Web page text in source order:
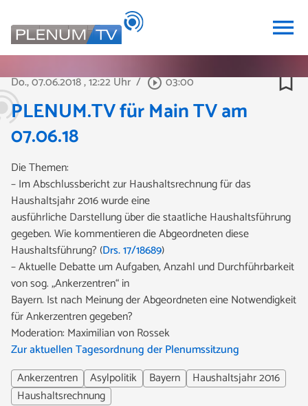
menu
Do., 07.06.2018, 12:22 Uhr / play_circle_outline03:00 bookmark_border
PLENUM.TV für Main TV am
07.06.18
Die Themen:
– Im Abschlussbericht zur Haushaltsrechnung für das
Haushaltsjahr 2016 wurde eine
ausführliche Darstellung über die staatliche Haushaltsführung
gegeben. Wie kommentieren die Abgeordneten diese
Haushaltsführung? (Drs. 17/18689)
– Aktuelle Debatte um Aufgaben, Anzahl und Durchführbarkeit
von sog. „Ankerzentren“ in
Bayern. Ist nach Meinung der Abgeordneten eine Notwendigkeit
für Ankerzentren gegeben?
Moderation: Maximilian von Rossek
Zur aktuellen Tagesordnung der Plenumssitzung
Ankerzentren
Asylpolitik Bayern
Haushaltsjahr 2016
Haushaltsrechnung